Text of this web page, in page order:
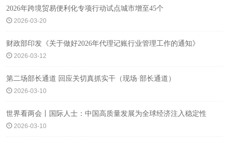
2026年跨境贸易便利化专项行动试点城市增至45个
2026-03-20
财政部印发《关于做好2026年代理记账行业管理工作的通知》
2026-03-12
第二场部长通道 回应关切真抓实干（现场·部长通道）
2026-03-10
世界看两会丨国际人士：中国高质量发展为全球经济注入稳定性
2026-03-10